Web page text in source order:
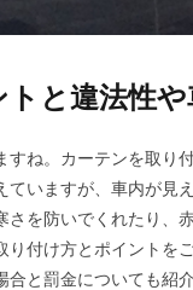
と違法性
ね。カーテンを取り
いますが、車内が見
を防いでくれたり、
付け方とポイントを
と罰金についても紹